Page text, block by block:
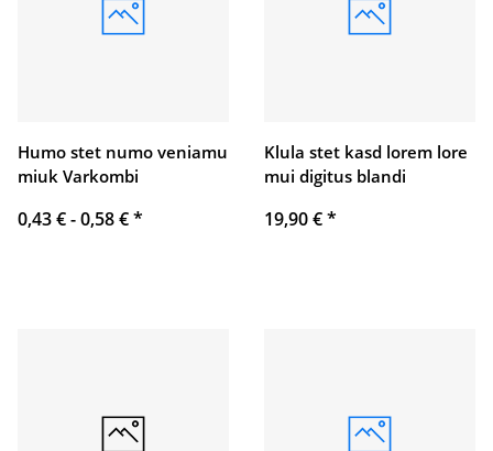
Humo stet numo veniamu
miuk Varkombi
0,43 € -0,58 €*
Klula stet kasd lorem lore
mui digitus blandi
19,90 €*